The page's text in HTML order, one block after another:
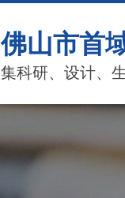
佛山市首
集科研、设计、